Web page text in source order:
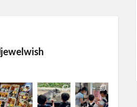
jewelwish